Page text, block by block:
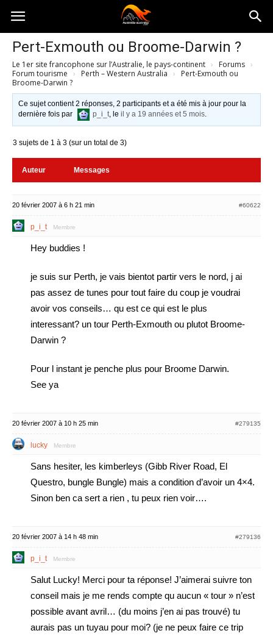
Australia-
australie.com
Pert-Exmouth ou Broome-Darwin ?
Le 1er site francophone sur l’Australie, le pays-continent › Forums ›
Forum tourisme › Perth – Western Australia ›
Pert-Exmouth ou
Broome-Darwin ?
Ce sujet contient 2 réponses, 2 participants et a été mis à jour pour la
dernière fois par
p_i_t, leil y a 19 années et 5 mois.
3 sujets de 1 à 3 (sur un total de 3)
Auteur Messages
20 février 2007 à 6 h 21 min #60622
p_i_t Membre
Hey buddies !
je suis sur Perth, je vais bientot partir vers le nord, j ai
pas assez de tunes pour tout faire du coup je voudrai
avoir vos conseils… qu est ce qui est le plus
interessant? un tour Perth-Exmouth ou plutot Broome-
Darwin ?
Pour l instant je penche plus pour Broome Darwin.
See ya
20 février 2007 à 10 h 25 min #279135
lucky Membre
Sans hesiter, les kimberleys (Gibb River Road, El
Questro, bungle Bungle) mais a condition d’avoir un 4×4.
Sinon ben ca sert a rien , tu peux rien voir….
20 février 2007 à 14 h 48 min #279136
p_i_t Membre
Salut Lucky! Merci pour ta réponse! J’aimerai suivre ton
conseil mais je me rends compte qu aucun « tour » n’est
possible avant avril… (du moins j’en ai pas trouvé) tu
aurais pas un tuyau pour moi? (je ne peux faire ce trip